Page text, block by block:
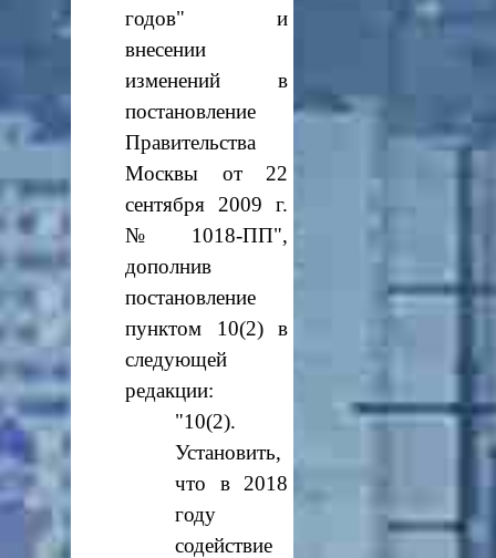
годов" и
внесении
изменений в
постановление
Правительства
Москвы от 22
сентября 2009 г.
№ 1018-ПП",
дополнив
постановление
пунктом 10(2) в
следующей
редакции:
"10(2).
Установить,
что в 2018
году
содействие